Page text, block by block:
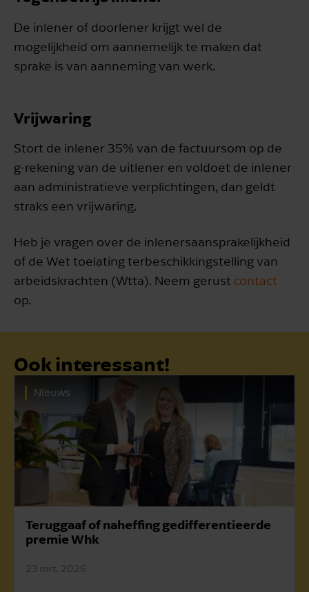
De inlener of doorlener krijgt wel de
mogelijkheid om aannemelijk te maken dat
sprake is van aanneming van werk.
Vrijwaring
Stort de inlener 35% van de factuursom op de
g-rekening van de uitlener en voldoet de inlener
aan administratieve verplichtingen, dan geldt
straks een vrijwaring.
Heb je vragen over de inlenersaansprakelijkheid
of de Wet toelating terbeschikkingstelling van
arbeidskrachten (Wtta). Neem gerust contact
op.
Ook interessant!
Nieuws
Teruggaaf of naheffing gedifferentieerde
premie Whk
23 mrt. 2026